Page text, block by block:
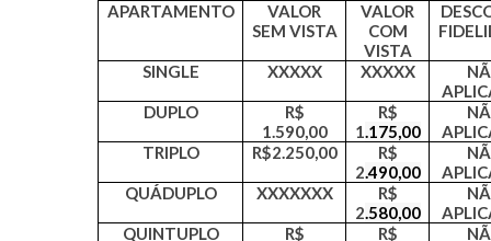
APARTAMENTO
VALOR
SEM VISTA
VALOR
COM
VISTA
SINGLE XXXXX XXXXX
DUPLO
R$
1.590,00
R$
1.175,00
TRIPLO
R$2.250,00
R$
2.490,00
QUÁDUPLO
XXXXXXX
R$
2.580,00
QUINTUPLO
R$
R$